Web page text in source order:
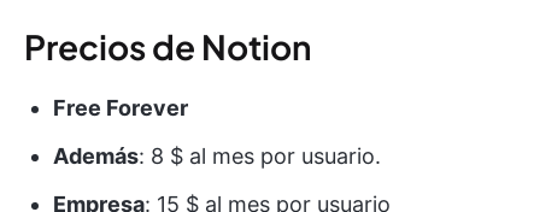
Precios de Notion
Free Forever
Además: 8 $ al mes por usuario.
Empresa: 15 $ al mes por usuario